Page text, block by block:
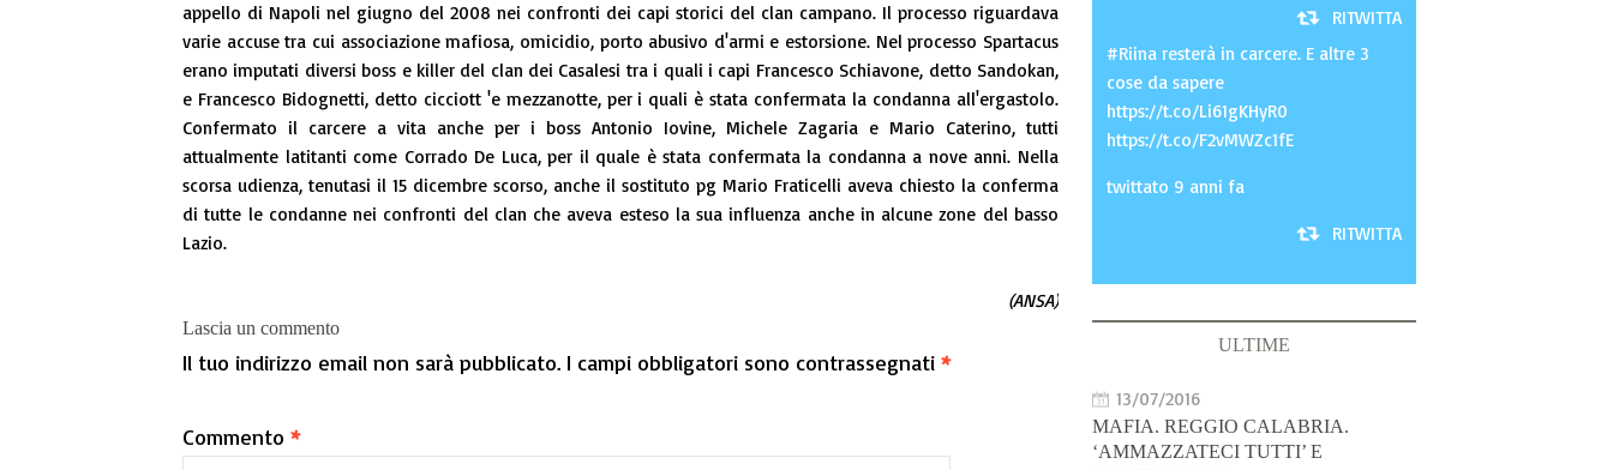
appello di Napoli nel giugno del 2008 nei confronti dei capi storici del clan campano. Il processo riguardava
varie accuse tra cui associazione mafiosa, omicidio, porto abusivo d'armi e estorsione. Nel processo Spartacus
erano imputati diversi boss e killer del clan dei Casalesi tra i quali i capi Francesco Schiavone, detto Sandokan,
e Francesco Bidognetti, detto cicciott 'e mezzanotte, per i quali è stata confermata la condanna all'ergastolo.
Confermato il carcere a vita anche per i boss Antonio Iovine, Michele Zagaria e Mario Caterino, tutti
attualmente latitanti come Corrado De Luca, per il quale è stata confermata la condanna a nove anni. Nella
scorsa udienza, tenutasi il 15 dicembre scorso, anche il sostituto pg Mario Fraticelli aveva chiesto la conferma
di tutte le condanne nei confronti del clan che aveva esteso la sua influenza anche in alcune zone del basso
Lazio.
(ANSA)
Lascia un commento
Il tuo indirizzo email non sarà pubblicato. I campi obbligatori sono contrassegnati *
Commento *
RITWITTA
#Riina resterà in carcere. E altre 3
cose da sapere
https://t.co/Li61gKHyR0
https://t.co/F2vMWZc1fE
twittato 9 anni fa
RITWITTA
ULTIME
13/07/2016
MAFIA. REGGIO CALABRIA.
‘AMMAZZATECI TUTTI’ E